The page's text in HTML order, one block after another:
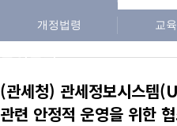
자료마당
소식터
개정법령 교
(관세청) 관세정보시스템
관련 안정적 운영을 위한